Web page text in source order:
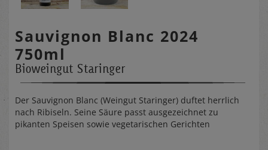
Sauvignon Blanc 2024
750ml
Bioweingut Staringer
Der Sauvignon Blanc (Weingut Staringer) duftet herrlich
nach Ribiseln. Seine Säure passt ausgezeichnet zu
pikanten Speisen sowie vegetarischen Gerichten